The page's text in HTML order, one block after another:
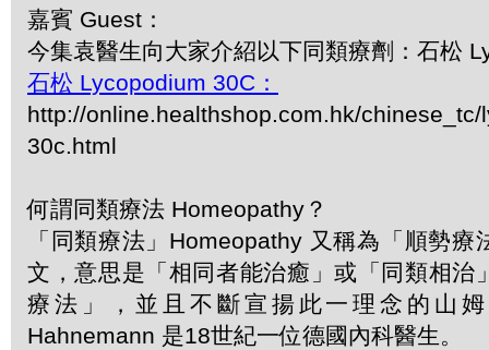
嘉賓 Guest：
今集袁醫生向大家介紹以下同類療劑：石松
石松 Lycopodium 30C：
http://online.healthshop.com.hk/chinese_tc/
30c.html
何謂同類療法 Homeopathy？
「同類療法」Homeopathy 又稱為「順勢療
文，意思是「相同者能治癒」或「同類相治
療法」，並且不斷宣揚此一理念的山
Hahnemann 是18世紀一位德國內科醫生。